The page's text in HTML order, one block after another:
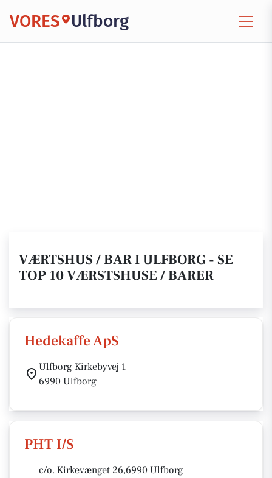
VORES Ulfborg
VÆRTSHUS / BAR I ULFBORG - SE
TOP 10 VÆRSTSHUSE / BARER
Hedekaffe ApS
Ulfborg Kirkebyvej 1
6990 Ulfborg
PHT I/S
c/o. Kirkevænget 26,6990 Ulfborg